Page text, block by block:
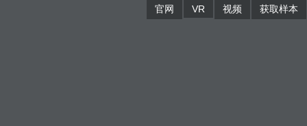
官网 VR 视频 获取样本